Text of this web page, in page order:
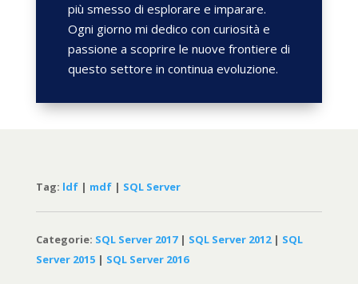
più smesso di esplorare e imparare.
Ogni giorno mi dedico con curiosità e
passione a scoprire le nuove frontiere di
questo settore in continua evoluzione.
Tag: ldf| mdf| SQL Server
Categorie: SQL Server 2017| SQL Server 2012| SQL
Server 2015| SQL Server 2016